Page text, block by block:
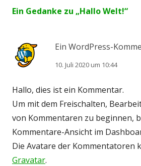
Ein Gedanke zu „Hallo Welt!“
Ein WordPress-
10. Juli 2020 um 10:44
Hallo, dies ist ein Kommentar.
Um mit dem Freischalten,
von Kommentaren zu beginnen,
Kommentare-Ansicht im
Die Avatare der Kommentatoren
Gravatar.